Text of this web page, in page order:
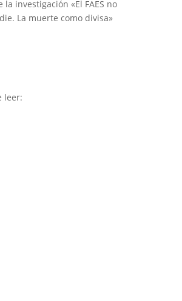
la investigación «El FAES no
La muerte como divisa»
leer: